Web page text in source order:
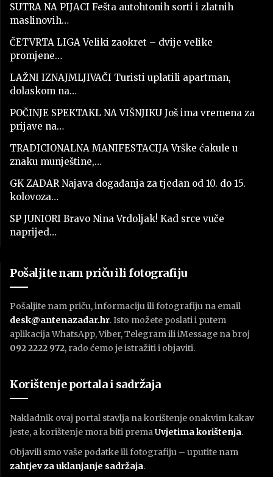
SUTRA NA PIJACI Fešta autohtonih sorti i zlatnih
maslinovih…
ČETVRTA LIGA Veliki zaokret – dvije velike
promjene…
LAŽNI IZNAJMLJIVAČI Turisti uplatili apartman,
dolaskom na…
POČINJE SPEKTAKL NA VIŠNJIKU Još ima vremena za
prijave na…
TRADICIONALNA MANIFESTACIJA Vrške ćakule u
znaku munještine,…
GK ZADAR Najava događanja za tjedan od 10. do 15.
kolovoza…
SP JUNIORI Bravo Nina Vrdoljak! Kad srce vuče
naprijed…
Pošaljite nam priču ili fotografiju
Pošaljite nam priču, informaciju ili fotografiju na email
desk@antenazadar.hr. Isto možete poslati i putem
aplikacija WhatsApp, Viber, Telegram ili iMessage na broj
092 2222 972, rado ćemo je istražiti i objaviti.
Korištenje portala i sadržaja
Nakladnik ovaj portal stavlja na korištenje onakvim kakav
jeste, a korištenje mora biti premaUvjetima korištenja.
Objavili smo vaše podatke ili fotografiju – uputite nam
zahtjev za uklanjanje sadržaja.